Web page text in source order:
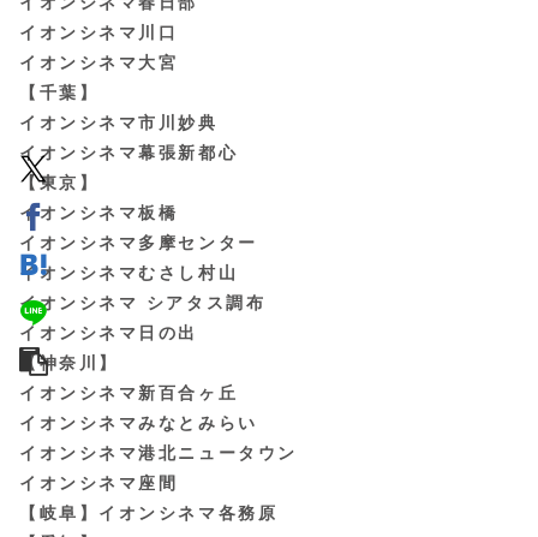
イオンシネマ川口
イオンシネマ大宮
【千葉】
イオンシネマ市川妙典
イオンシネマ幕張新都心
【東京】
イオンシネマ板橋
イオンシネマ多摩センター
イオンシネマむさし村山
イオンシネマ シアタス調布
イオンシネマ日の出
【神奈川】
イオンシネマ新百合ヶ丘
イオンシネマみなとみらい
イオンシネマ港北ニュータウン
イオンシネマ座間
【岐阜】イオンシネマ各務原